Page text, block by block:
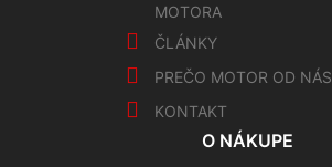
MOTORA
ČLÁNKY
PREČO MOTOR OD NÁS
KONTAKT
O NÁKUPE